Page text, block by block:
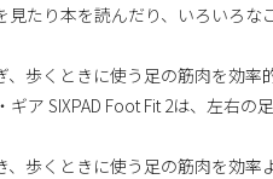
見たり本を読んだり、いろいろな
歩くときに使う足の筋肉を効率
ア SIXPAD Foot Fit 2は、左右の
歩くときに使う足の筋肉を効率